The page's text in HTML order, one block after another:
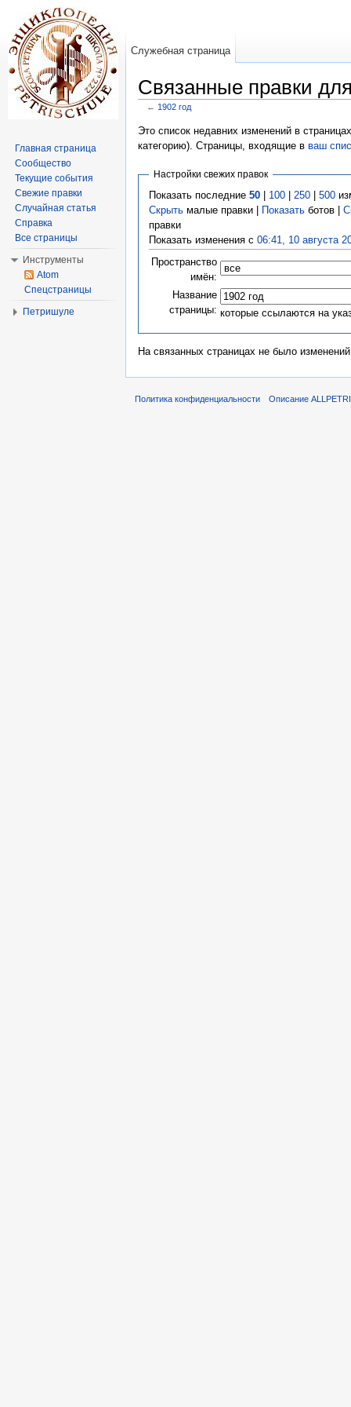
Связанные правки
← 1902 год
Это список недавних изменений в
категорию). Страницы, входящие в ваш
Настройки свежих правок
Показать последние 50| 100| 250| 500
Скрытьмалые правки | Показатьботов |
правки
Показать изменения с 06:41, 10 августа
Пространство
имён:
Название
страницы: которые ссылаются на
На связанных страницах не было
Служебная страница
Главная страница
Сообщество
Текущие события
Свежие правки
Случайная статья
Справка
Все страницы
Инструменты
Atom
Спецстраницы
Петришуле
Политика конфиденциальности Описание